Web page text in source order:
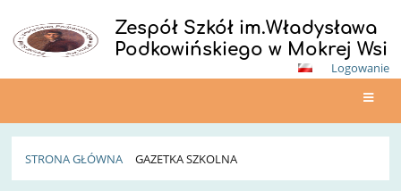
Zespół Szkół im.Władysława
Podkowińskiego w Mokrej Wsi
Logowanie
STRONA GŁÓWNA GAZETKA SZKOLNA